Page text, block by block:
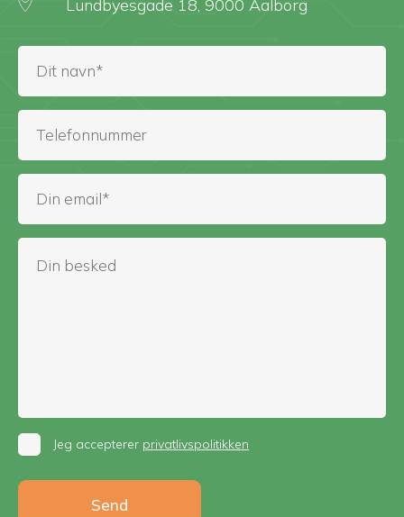
Lundbyesgade 18, 9000 Aalborg
Jeg accepterer privatlivspolitikken